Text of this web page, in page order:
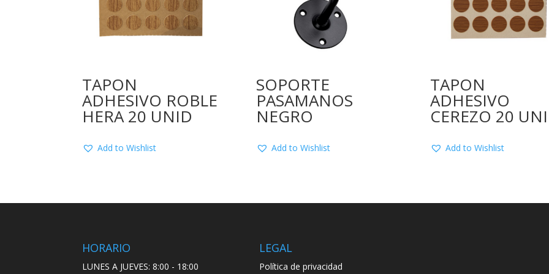
TAPON
ADHESIVO ROBLE
HERA 20 UNID
Add to Wishlist
SOPORTE
PASAMANOS
NEGRO
Add to Wishlist
TAPON
ADHESIVO
CEREZO 20
Add to Wishlist
HORARIO
LUNES A JUEVES: 8:00 - 18:00
LEGAL
Política de privacidad